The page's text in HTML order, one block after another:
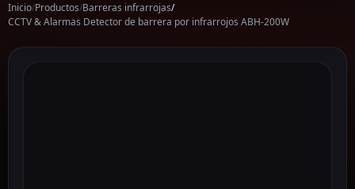
Inicio/Productos/Barreras infrarrojas/
CCTV & Alarmas Detector de barrera por infrarrojos ABH-200W